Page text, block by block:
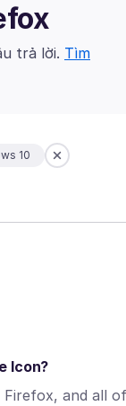
trả lời. Tìm
10
Icon?
and all